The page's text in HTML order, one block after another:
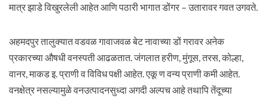
मात्र झाडे विखुरलेली आहेत आणि पठारी भागात डोंगर – उतारावर गवत उगवते.
अहमदपुर तालुक्यात वडवळ गावाजवळ बेट नावाच्या डों गरावर अनेक
प्रकारच्या औषधी वनस्पती आढळतात. जंगलात हरीण, मुंगूस, तरस, कोल्हा,
वानर, माकड इ. प्राणी व विविध पक्षी आहेत. एकू ण वन्य प्राणी कमी आहेत.
वनक्षेत्र नसल्यामुळे वनउत्पादनसुध्दा अगदी अल्पच आहे तथापि तेंदूच्या